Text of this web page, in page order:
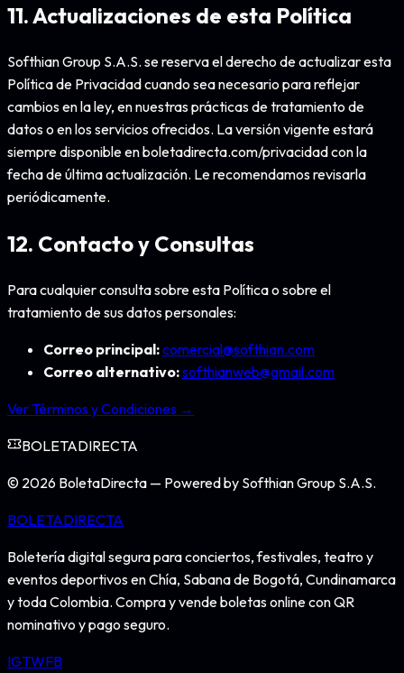
11. Actualizaciones de esta Política
Softhian Group S.A.S. se reserva el derecho de actualizar esta
Política de Privacidad cuando sea necesario para reflejar
cambios en la ley, en nuestras prácticas de tratamiento de
datos o en los servicios ofrecidos. La versión vigente estará
siempre disponible enboletadirecta.com/privacidadcon la
fecha de última actualización. Le recomendamos revisarla
periódicamente.
12. Contacto y Consultas
Para cualquier consulta sobre esta Política o sobre el
tratamiento de sus datos personales:
Correo principal:comercial@softhian.com
Correo alternativo:softhianweb@gmail.com
Ver Términos y Condiciones →
BOLETADIRECTA
© 2026 BoletaDirecta — Powered by Softhian Group S.A.S.
BOLETADIRECTA
Boletería digital segura para conciertos, festivales, teatro y
eventos deportivos en Chía, Sabana de Bogotá, Cundinamarca
y toda Colombia. Compra y vende boletas online con QR
nominativo y pago seguro.
IGTWFB